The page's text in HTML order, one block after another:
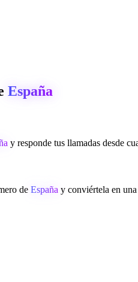
España
y responde tus llamadas desde
de España y conviértela en